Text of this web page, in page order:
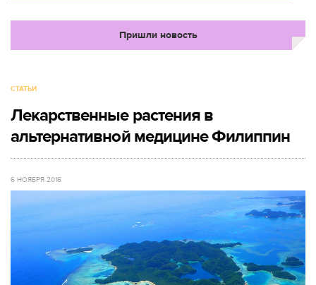
Пришли новость
СТАТЬИ
Лекарственные растения в
альтернативной медицине Филиппин
6 НОЯБРЯ 2016